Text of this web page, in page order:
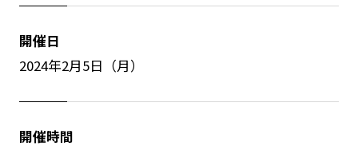
開催日
2024年2月5日（月）
開催時間